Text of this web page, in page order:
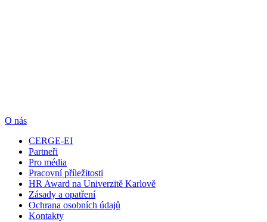
O nás
CERGE-EI
Partneři
Pro média
Pracovní příležitosti
HR Award na Univerzitě Karlově
Zásady a opatření
Ochrana osobních údajů
Kontakty